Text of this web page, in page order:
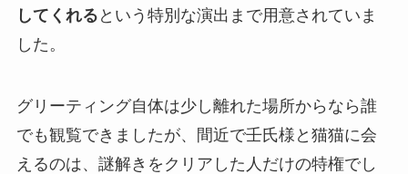
してくれる という特別な演出まで用意されていま
した。
グリーティング自体は少し離れた場所からなら誰
でも観覧できましたが、間近で壬氏様と猫猫に会
えるのは、謎解きをクリアした人だけの特権でし